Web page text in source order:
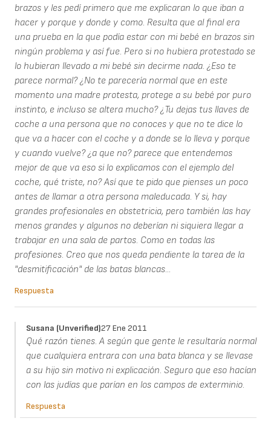
brazos y les pedí primero que me explicaran lo que iban a
hacer y porque y donde y como. Resulta que al final era
una prueba en la que podía estar con mi bebé en brazos sin
ningún problema y así fue. Pero si no hubiera protestado se
lo hubieran llevado a mi bebé sin decirme nada. ¿Eso te
parece normal? ¿No te parecería normal que en este
momento una madre protesta, protege a su bebé por puro
instinto, e incluso se altera mucho? ¿Tu dejas tus llaves de
coche a una persona que no conoces y que no te dice lo
que va a hacer con el coche y a donde se lo lleva y porque
y cuando vuelve? ¿a que no? parece que entendemos
mejor de que va eso si lo explicamos con el ejemplo del
coche, qué triste, no? Así que te pido que pienses un poco
antes de llamar a otra persona maleducada. Y si, hay
grandes profesionales en obstetricia, pero también las hay
menos grandes y algunos no deberían ni siquiera llegar a
trabajar en una sala de partos. Como en todas las
profesiones. Creo que nos queda pendiente la tarea de la
"desmitificación" de las batas blancas...
Respuesta
Susana (unverified)27 Ene 2011
Qué razón tienes. A según que gente le resultaría normal
que cualquiera entrara con una bata blanca y se llevase
a su hijo sin motivo ni explicación. Seguro que eso hacían
con las judías que parían en los campos de exterminio.
Respuesta